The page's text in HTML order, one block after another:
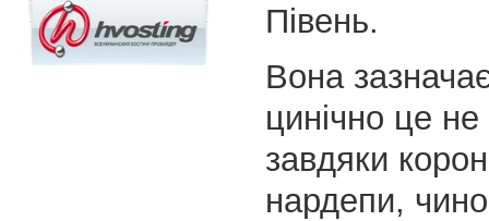
Півень.
Вона
цинічно це
завдяки
нардепи,